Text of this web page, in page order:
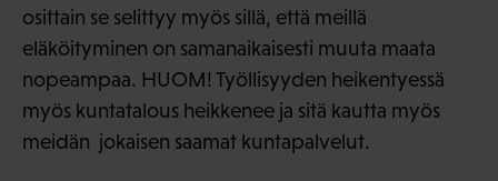
osittain se selittyy myös sillä, että meillä
eläköityminen on samanaikaisesti muuta maata
nopeampaa. HUOM! Työllisyyden heikentyessä
myös kuntatalous heikkenee ja sitä kautta myös
meidän jokaisen saamat kuntapalvelut.